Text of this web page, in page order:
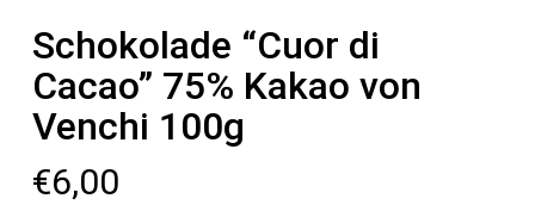
Schokolade “Cuor di
Cacao” 75% Kakao von
Venchi 100g
€6,00